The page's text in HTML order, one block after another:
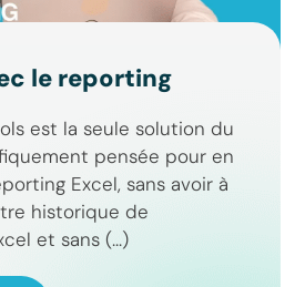
le reporting
est la seule solution du
pensée pour en
Excel, sans avoir à
historique de
et sans (...)